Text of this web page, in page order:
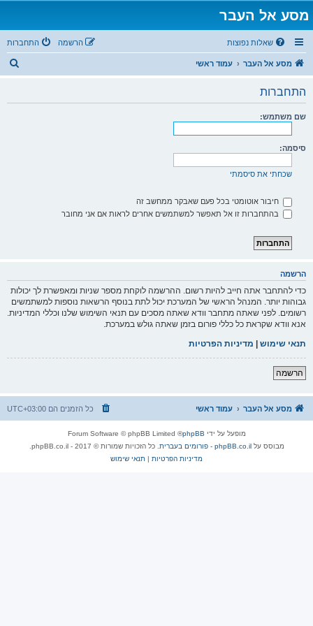
מסע אל העבר
שאלות נפוצות התחברות הרשמה
מסע אל העבר עמוד ראשי
התחברות
שם משתמש:
סיסמה:
שכחתי את סיסמתי
חיבור אוטומטי בכל פעם שאבקר ממחשב זה
בהתחברות זו אל תאפשר למשתמשים אחרים לראות אם אני מחובר
הרשמה
כדי להתחבר אתה חייב להיות רשום. ההרשמה לוקחת מספר שניות ומאפשרת לך יכולות
גבוהות יותר. המנהל הראשי של המערכת יכול לתת בנוסף הרשאות נוספות למשתמשים
רשומים. לפני שאתה מתחבר וודא שאתה מסכים עם תנאי השימוש שלנו וכללי המדיניות.
אנא וודא שקראת כל כללי פורום בזמן שאתה גולש במערכת.
תנאי שימוש | מדיניות הפרטיות
הרשמה
מסע אל העבר עמוד ראשי כל הזמנים הם UTC+03:00
מופעל על ידי phpBB
® Forum Software © phpBB Limited
מבוסס עלphpBB.co.il - פורומים בעברית
. כל הזכויות שמורות © 2017 - phpBB.co.il.
מדיניות הפרטיות | תנאי שימוש